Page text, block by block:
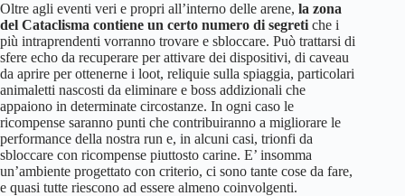
Oltre agli eventi veri e propri all’interno delle arene, la zona
del Cataclisma contiene un certo numero di segreti che i
più intraprendenti vorranno trovare e sbloccare. Può trattarsi di
sfere echo da recuperare per attivare dei dispositivi, di caveau
da aprire per ottenerne i loot, reliquie sulla spiaggia, particolari
animaletti nascosti da eliminare e boss addizionali che
appaiono in determinate circostanze. In ogni caso le
ricompense saranno punti che contribuiranno a migliorare le
performance della nostra run e, in alcuni casi, trionfi da
sbloccare con ricompense piuttosto carine. E’ insomma
un’ambiente progettato con criterio, ci sono tante cose da fare,
e quasi tutte riescono ad essere almeno coinvolgenti.